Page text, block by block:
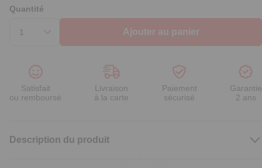
Quantité
Ajouter au panier
Satisfait
ou remboursé
Livraison
à la carte
Paiement
sécurisé
Garantie
2 ans
Description du produit